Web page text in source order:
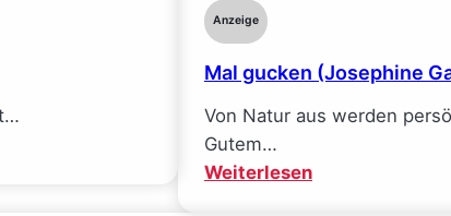
wie
alle
Ideale
Anzeige
Mal gucken (Josephine
Von Natur aus werden
Gutem…
Weiterlesen: